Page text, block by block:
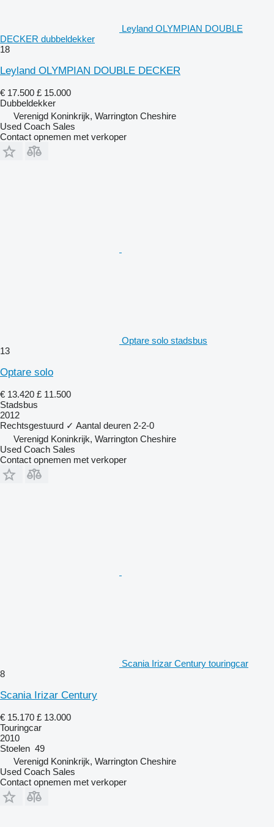
Leyland OLYMPIAN DOUBLE
DECKER dubbeldekker
18
Leyland OLYMPIAN DOUBLE DECKER
€ 17.500 £ 15.000
Dubbeldekker
Verenigd Koninkrijk, Warrington Cheshire
Used Coach Sales
Contact opnemen met verkoper
Optare solo stadsbus
13
Optare solo
€ 13.420 £ 11.500
Stadsbus
2012
Rechtsgestuurd ✓ Aantal deuren 2-2-0
Verenigd Koninkrijk, Warrington Cheshire
Used Coach Sales
Contact opnemen met verkoper
Scania Irizar Century touringcar
8
Scania Irizar Century
€ 15.170 £ 13.000
Touringcar
2010
Stoelen 49
Verenigd Koninkrijk, Warrington Cheshire
Used Coach Sales
Contact opnemen met verkoper